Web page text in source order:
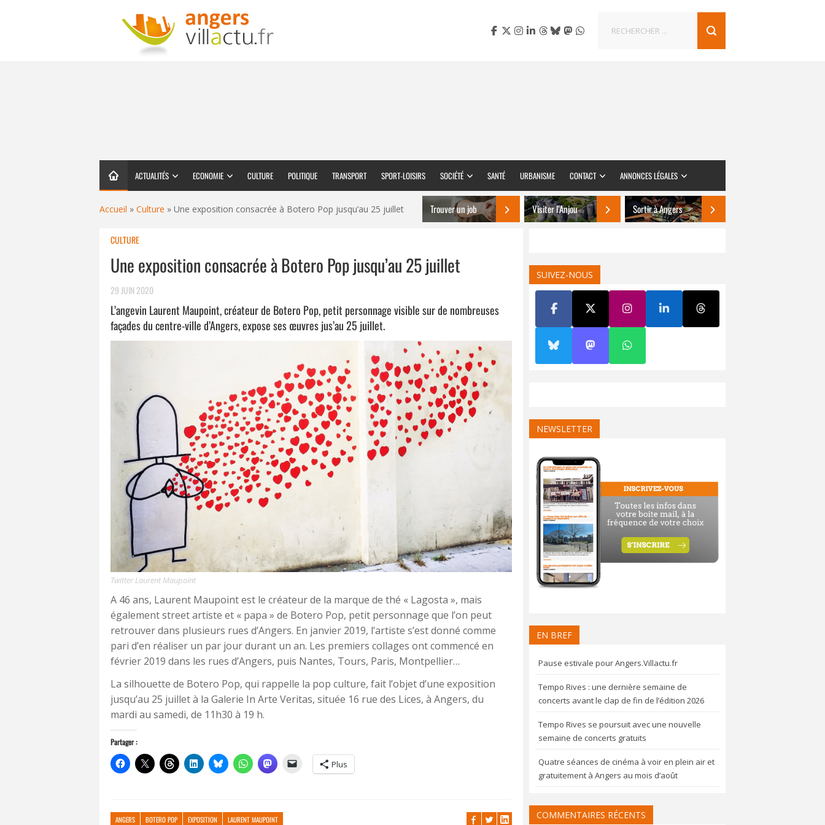
ACTUALITÉS ECONOMIE CULTURE POLITIQUE TRANSPORT SPORT-LOISIRS SOCIÉTÉ SANTÉ URBANISME CONTACT ANNONCES LÉGALES
Accueil » Culture » Une exposition consacrée à Botero Pop jusqu’au 25 juillet Trouver un job Visiter l’Anjou Sortir à Angers
CULTURE
Une exposition consacrée à Botero Pop jusqu’au 25 juillet
29 JUIN 2020
L’angevin Laurent Maupoint, créateur de Botero Pop, petit personnage visible sur de nombreuses
façades du centre-ville d’Angers, expose ses œuvres jus’au 25 juillet.
Twitter Laurent Maupoint
A 46 ans, Laurent Maupoint est le créateur de la marque de thé « Lagosta », mais
également street artiste et « papa » de Botero Pop, petit personnage que l’on peut
retrouver dans plusieurs rues d’Angers. En janvier 2019, l’artiste s’est donné comme
pari d’en réaliser un par jour durant un an. Les premiers collages ont commencé en
février 2019 dans les rues d’Angers, puis Nantes, Tours, Paris, Montpellier…
La silhouette de Botero Pop, qui rappelle la pop culture, fait l’objet d’une exposition
jusqu’au 25 juillet à la Galerie In Arte Veritas, située 16 rue des Lices, à Angers, du
mardi au samedi, de 11h30 à 19 h.
Partager :
Plus
ANGERS BOTERO POP EXPOSITION LAURENT MAUPOINT
SUIVEZ-NOUS
NEWSLETTER
EN BREF
Pause estivale pour Angers.Villactu.fr
Tempo Rives : une dernière semaine de
concerts avant le clap de fin de l’édition 2026
Tempo Rives se poursuit avec une nouvelle
semaine de concerts gratuits
Quatre séances de cinéma à voir en plein air et
gratuitement à Angers au mois d’août
COMMENTAIRES RÉCENTS